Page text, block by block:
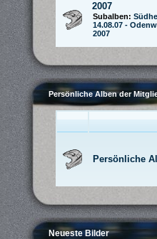
2007
Subalben:
14.08.07 -
2007
Persönliche Alben der
Persönliche
Neueste Bilder